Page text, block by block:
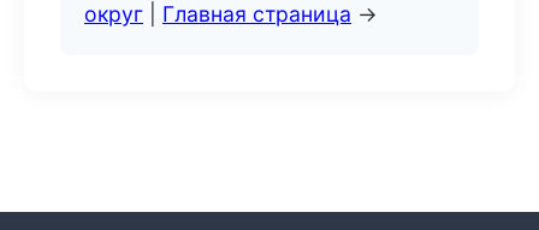
округ
Главная страница →